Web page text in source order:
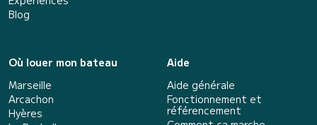
Blog
Où louer mon bateau
Marseille
Arcachon
Hyères
Aide
Aide générale
Fonctionnement et
référencement